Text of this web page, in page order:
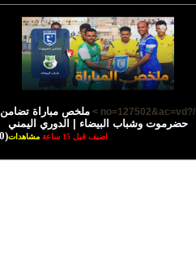
/?no=127502&ac=vd >
ملخص مباراة تضامن
حضرموت وشباب البيضاء | الدوري اليمني
اضيف قبل 15 ساعة مشاهدات(280)